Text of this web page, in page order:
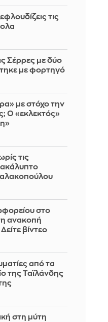
τις
Σέρρες με δύο
με φορτηγό
με στόχο την
Ο «εκλεκτός»
τις
ακάλυπτο
στο
ανακοπή
βίντεο
από τα
της Ταϊλάνδης
στη μύτη